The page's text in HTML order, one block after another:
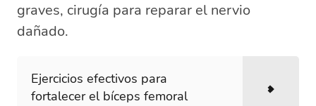
graves, cirugía para reparar el nervio
dañado.
Ejercicios efectivos para
fortalecer el bíceps femoral